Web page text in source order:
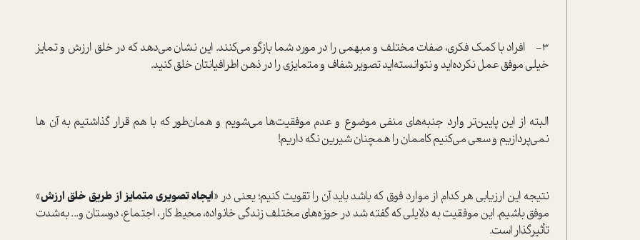
3-
افراد با کمک فکری، صفات مختلف و مبهمی را در مورد شما بازگو ‌‌‌می‌کنند. این نشان ‌‌‌می‌دهد که در خلق ارزش و تمایز
خیلی موفق عمل نکرده‌اید و نتوانسته‌اید تصویر شفاف و متمایزی را در ذهن اطرافیانتان خلق کنید.
البته از این پایین‌تر وارد جنبه‌های منفی موضوع و عدم موفقیت‌ها ‌‌‌می‌شویم و همان‌طور که با هم قرار گذاشتیم به آن ها
نمی‌پردازیم و سعی‌ ‌‌‌می‌کنیم کاممان را همچنان شیرین نگه داریم!
نتیجه این ارزیابی هر کدام از موارد فوق که باشد باید آن را تقویت کنیم؛ یعنی در «ایجاد تصویری متمایز از طریق خلق ارزش»
موفق باشیم. این موفقیت به دلایلی که گفته شد در حوزه‌های مختلف زندگی خانواده، محیط کار، اجتماع، دوستان و... به‌شدت
تأثیر‌گذار است.